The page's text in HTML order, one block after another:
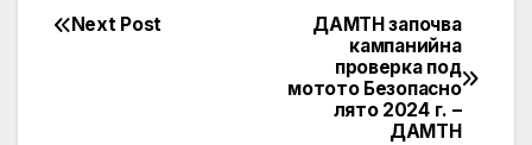
Post
ДАМТН започва
кампанийна
проверка под
мотото Безопасно
лято 2024 г. –
ДАМТН
Next Post